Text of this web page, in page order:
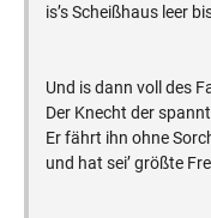
is’s Scheißhaus leer
Und is dann voll des
Der Knecht der
Er fährt ihn ohne
und hat sei’ größte